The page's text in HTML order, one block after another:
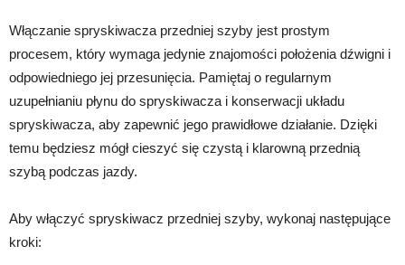
Włączanie spryskiwacza przedniej szyby jest prostym
procesem, który wymaga jedynie znajomości położenia dźwigni i
odpowiedniego jej przesunięcia. Pamiętaj o regularnym
uzupełnianiu płynu do spryskiwacza i konserwacji układu
spryskiwacza, aby zapewnić jego prawidłowe działanie. Dzięki
temu będziesz mógł cieszyć się czystą i klarowną przednią
szybą podczas jazdy.
Aby włączyć spryskiwacz przedniej szyby, wykonaj następujące
kroki: